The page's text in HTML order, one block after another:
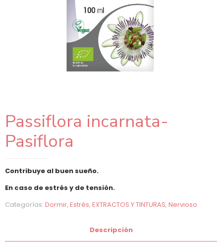
Passiflora incarnata-
Pasiflora
Contribuye al buen sueño.
En caso de estrés y de tensión.
Categorías: Dormir, Estrés, EXTRACTOS Y TINTURAS, Nervioso
Descripción